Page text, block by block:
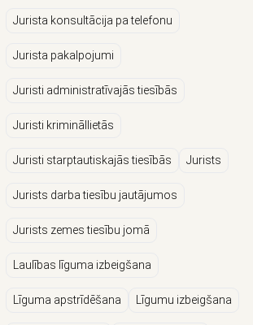
Jurista konsultācija pa telefonu
Jurista pakalpojumi
Juristi administratīvajās tiesībās
Juristi krimināllietās
Juristi starptautiskajās tiesībās Jurists
Jurists darba tiesību jautājumos
Jurists zemes tiesību jomā
Laulības līguma izbeigšana
Līguma apstrīdēšana Līgumu izbeigšana